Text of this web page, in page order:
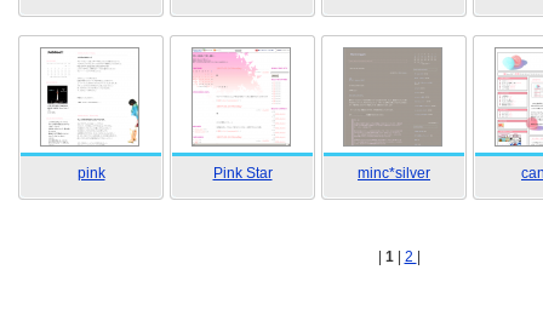
pink Pink Star minc*silver
1 2